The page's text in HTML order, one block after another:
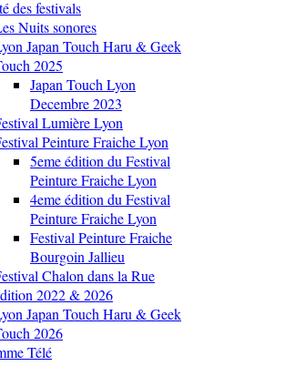
des festivals
Nuits sonores
Japan Touch Haru & Geek
2025
Japan Touch Lyon
Decembre 2023
Lumière Lyon
Peinture Fraiche Lyon
5eme édition du Festival
Peinture Fraiche Lyon
4eme édition du Festival
Peinture Fraiche Lyon
Festival Peinture Fraiche
Bourgoin Jallieu
Chalon dans la Rue
2022 & 2026
Japan Touch Haru & Geek
2026
Télé